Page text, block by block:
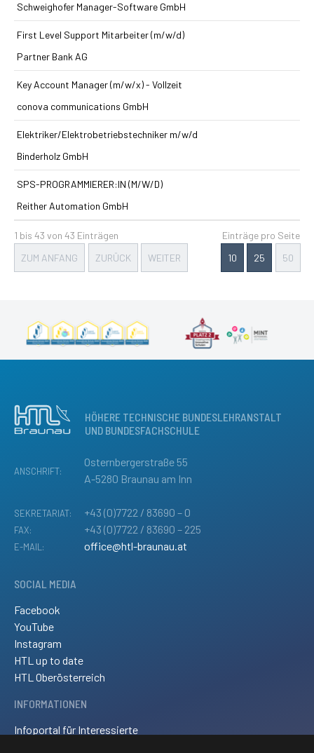
Schweighofer Manager-Software GmbH
First Level Support Mitarbeiter (m/w/d)
Partner Bank AG
Key Account Manager (m/w/x) - Vollzeit
conova communications GmbH
Elektriker/Elektrobetriebstechniker m/w/d
Binderholz GmbH
SPS-PROGRAMMIERER:IN (M/W/D)
Reither Automation GmbH
1 bis 43 von 43 Einträgen
ZUM ANFANG
ZURÜCK WEITER
Einträge pro Seite
10
25 50
HÖHERE TECHNISCHE BUNDESLEHRANSTALT
UND BUNDESFACHSCHULE
ANSCHRIFT:
Osternbergerstraße 55
A-5280 Braunau am Inn
SEKRETARIAT: +43 (0)7722 / 83690 – 0
FAX: +43 (0)7722 / 83690 – 225
E-MAIL: office@htl-braunau.at
SOCIAL MEDIA
Facebook
YouTube
Instagram
HTL up to date
HTL Oberösterreich
INFORMATIONEN
Infoportal für Interessierte